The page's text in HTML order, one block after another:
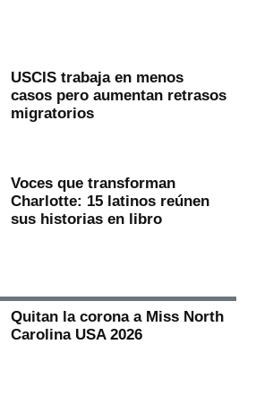
USCIS trabaja en menos
casos pero aumentan retrasos
migratorios
Voces que transforman
Charlotte: 15 latinos reúnen
sus historias en libro
Quitan la corona a Miss North
Carolina USA 2026